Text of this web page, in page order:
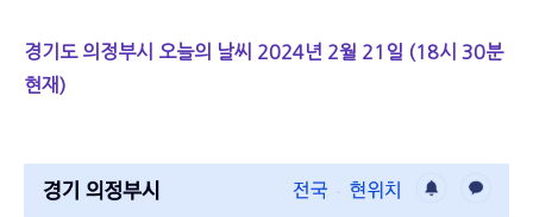
경기도 의정부시 오늘의 날씨 2024년 2월 21일 (18시 30분
현재)